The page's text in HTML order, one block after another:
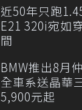
近50年只跑
E21 320i宛如
間
BMW推出8月
全車系送晶華
5,900元起